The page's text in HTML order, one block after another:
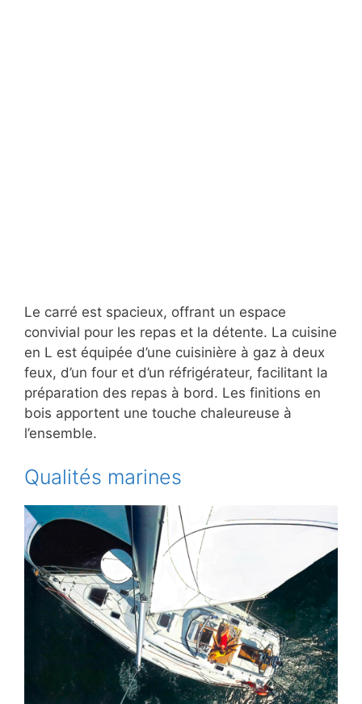
Le carré est spacieux, offrant un espace
convivial pour les repas et la détente. La cuisine
en L est équipée d’une cuisinière à gaz à deux
feux, d’un four et d’un réfrigérateur, facilitant la
préparation des repas à bord. Les finitions en
bois apportent une touche chaleureuse à
l’ensemble.
Qualités marines